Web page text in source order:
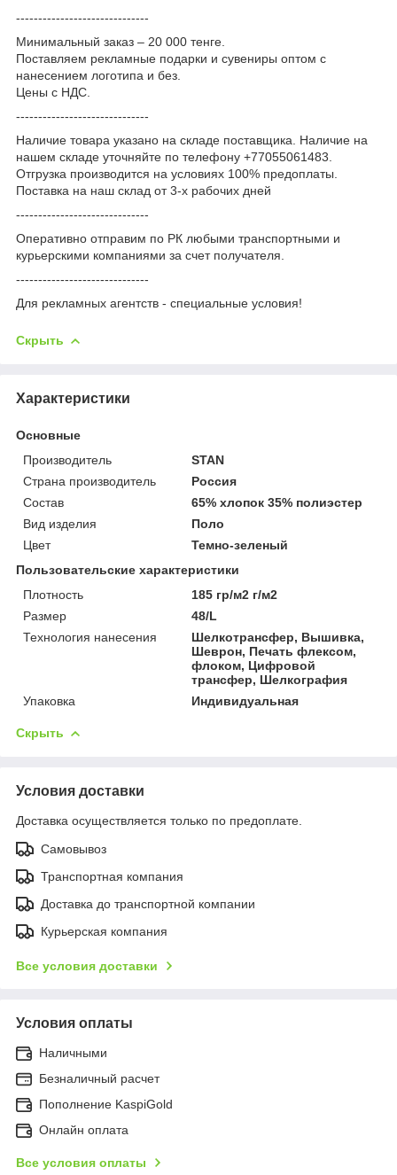
------------------------------
Минимальный заказ – 20 000 тенге.
Поставляем рекламные подарки и сувениры оптом с
нанесением логотипа и без.
Цены с НДС.
------------------------------
Наличие товара указано на складе поставщика. Наличие на
нашем складе уточняйте по телефону +77055061483.
Отгрузка производится на условиях 100% предоплаты.
Поставка на наш склад от 3-x рабочих дней
------------------------------
Оперативно отправим по РК любыми транспортными и
курьерскими компаниями за счет получателя.
------------------------------
Для рекламных агентств - специальные условия!
Скрыть
Характеристики
Основные
Производитель
STAN
Страна производитель
Россия
Состав
65% хлопок 35% полиэстер
Вид изделия
Поло
Цвет
Темно-зеленый
Пользовательские характеристики
Плотность
185 гр/м2 г/м2
Размер
48/L
Технология нанесения
Шелкотрансфер, Вышивка,
Шеврон, Печать флексом,
флоком, Цифровой
трансфер, Шелкография
Упаковка
Индивидуальная
Скрыть
Условия доставки
Доставка осуществляется только по предоплате.
Самовывоз
Транспортная компания
Доставка до транспортной компании
Курьерская компания
Все условия доставки
Условия оплаты
Наличными
Безналичный расчет
Пополнение KaspiGold
Онлайн оплата
Все условия оплаты